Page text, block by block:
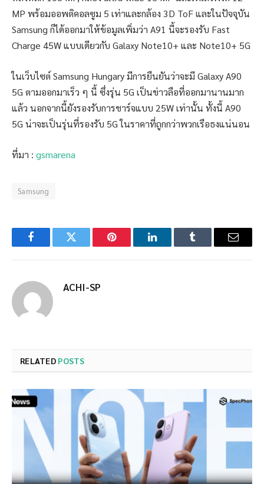
MP พร้อมออพติคอลซูม 5 เท่าและกล้อง 3D ToF และในปัจจุบัน
Samsung ก็ได้ออกมาให้ข้อมูลเพิ่มว่า A91 นี้จะรองรับ Fast
Charge 45W แบบเดียวกับ Galaxy Note10+ และ Note10+ 5G
ในเว็บไซต์ Samsung Hungary มีการยืนยันว่าจะมี Galaxy A90
5G ตามออกมาเร็ว ๆ นี้ ซึ่งรุ่น 5G เป็นข่าวลือที่ออกมานานมาก
แล้ว นอกจากนี้ยังรองรับการชาร์จแบบ 25W เท่านั้น ทั้งนี้ A90
5G น่าจะเป็นรุ่นที่รองรับ 5G ในราคาที่ถูกกว่าพวกเรือธงแน่นอน
ที่มา : gsmarena
Samsung
FacebookTwitter Pinterest LinkedInTumblr Email
ACHI-SP
RELATED POSTS